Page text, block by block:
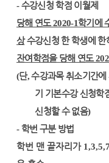
-수강신청 학점 이월제
당해 연도2020-1학기에
상 수강신청 한 학생에 한
잔여학점을 당해 연도
(단,수강과목 취소기간
기 기본수강 신청학
신청할 수 없음)
-학번 구분 방법
학번 맨 끝자리가